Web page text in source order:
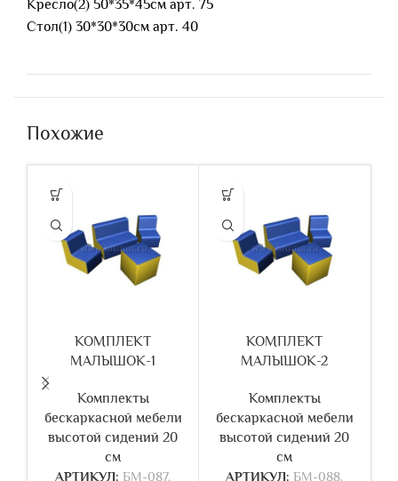
Кресло(2) 50*35*45см арт. 75
Стол(1) 30*30*30см арт. 40
Похожие
КОМПЛЕКТ
МАЛЫШОК-1
Комплекты
бескаркасной мебели
высотой сидений 20
см
АРТИКУЛ: БМ-087.
КОМПЛЕКТ
МАЛЫШОК-2
Комплекты
бескаркасной мебели
высотой сидений 20
см
АРТИКУЛ: БМ-088.